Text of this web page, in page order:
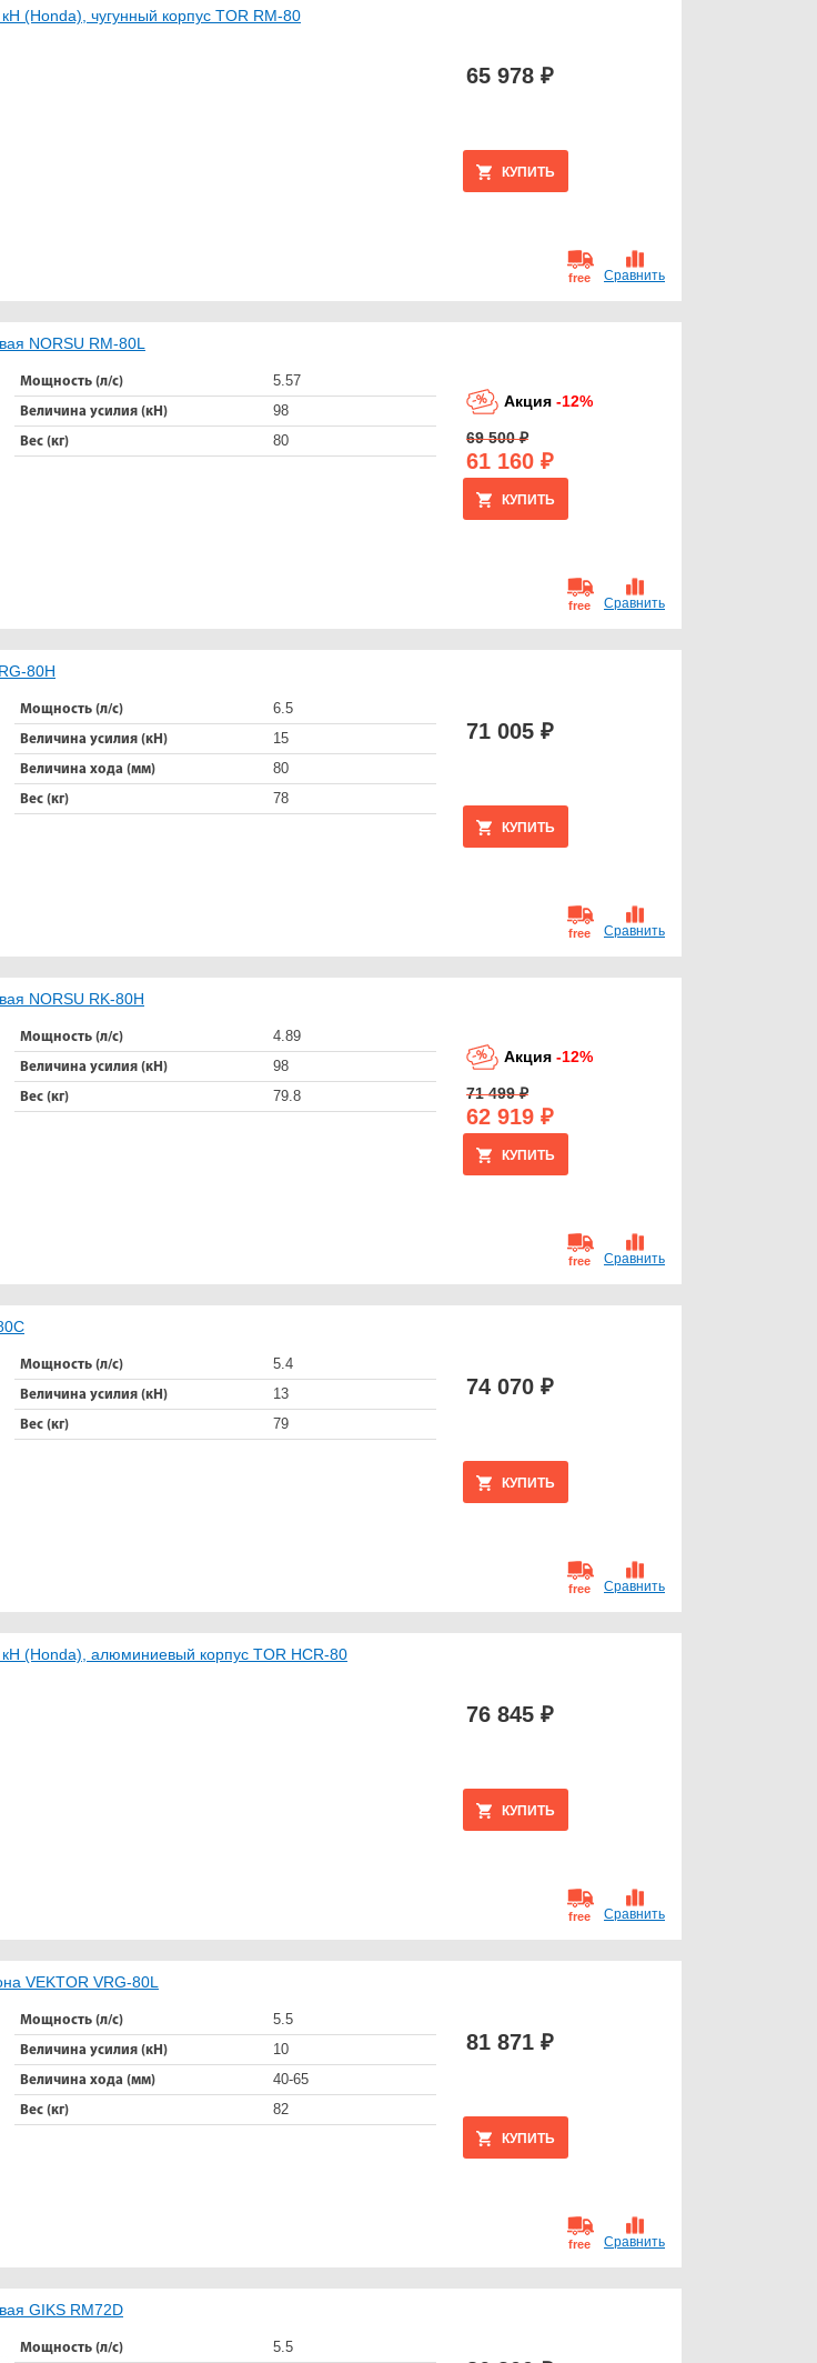
Сравнить
(Honda), чугунный корпус TOR RM-80
КУПИТЬ
65 978 ₽
free
Сравнить
NORSU RM-80L
Мощность (л/с) 5.57
Величина усилия (кН) 98
Вес (кг) 80
КУПИТЬ
Акция -12%
69 500 ₽
61 160 ₽
free
Сравнить
80H
Мощность (л/с) 6.5
Величина усилия (кН) 15
Величина хода (мм) 80
Вес (кг) 78
КУПИТЬ
71 005 ₽
free
Сравнить
NORSU RK-80H
Мощность (л/с) 4.89
Величина усилия (кН) 98
Вес (кг) 79.8
КУПИТЬ
Акция -12%
71 499 ₽
62 919 ₽
free
Сравнить
Мощность (л/с) 5.4
Величина усилия (кН) 13
Вес (кг) 79
КУПИТЬ
74 070 ₽
free
Сравнить
кН (Honda), алюминиевый корпус TOR HCR-80
КУПИТЬ
76 845 ₽
free
Сравнить
VEKTOR VRG-80L
Мощность (л/с) 5.5
Величина усилия (кН) 10
Величина хода (мм) 40-65
Вес (кг) 82
КУПИТЬ
81 871 ₽
free
GIKS RM72D
Мощность (л/с) 5.5